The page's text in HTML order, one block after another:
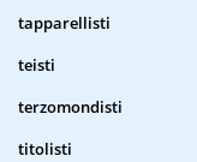
tapparellisti
teisti
terzomondisti
titolisti